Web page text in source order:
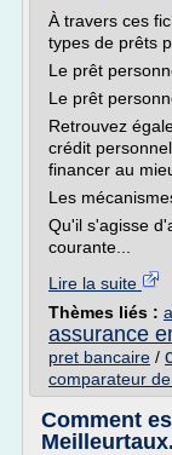
À travers ces
types de prêts
Le prêt
Le prêt
Retrouvez
crédit
financer au
Les
Qu'il s'agisse
courante...
Lire la suite
Thèmes liés :
assurance
pret bancaire /
comparateur
Comment